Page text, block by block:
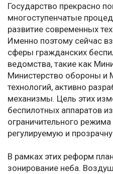
Государство прекрасно
многоступенчатые
развитие современных
Именно поэтому сейчас
сферы гражданских
ведомства, такие как
Министерство обороны и
технологий, активно
механизмы. Цель этих
беспилотных аппаратов
ограничительного
регулируемую и
В рамках этих реформ
зонирование неба.